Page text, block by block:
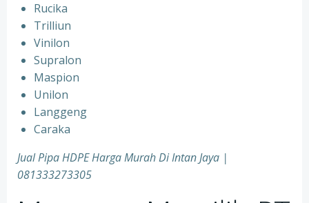
Rucika
Trilliun
Vinilon
Supralon
Maspion
Unilon
Langgeng
Caraka
Jual Pipa HDPE Harga Murah Di Intan Jaya |
081333273305